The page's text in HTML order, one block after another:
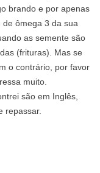
brando e por apenas
de ômega 3 da sua
as semente são
(frituras). Mas se
o contrário, por favor
muito.
são em Inglês,
repassar.